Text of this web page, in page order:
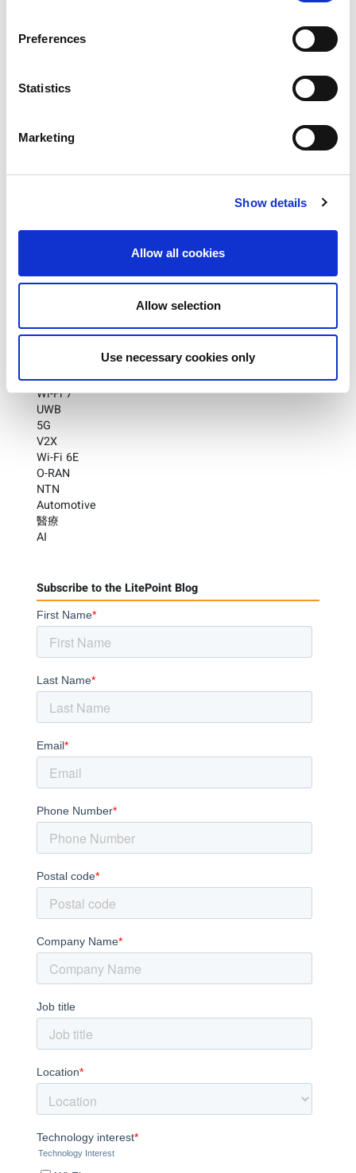
Preferences
Statistics
Marketing
Show details
Allow all cookies
Allow selection
Use necessary cookies only
測試才能確保最佳性能。 LitePoint 的無線測試產品群組擁
IQgig-UWB
一體化測試解決方
但支援所有必需的發射器和接收器測試，還具有特定的機
制來測試 UWB測距，並通過精確的觸發和響應機制來校準
旨在滿足 Wi-Fi 6/6E 最高達 7.3 GHz 的 Wi-
Fi 連接測試需求，並支援包括藍牙 LE 5.1 在內的藍牙設備
要收聽關於此主題的網路研討會的完整內容，請存取
LitePoint網路研討會頁面。
Categories
Wi-Fi
Wi-Fi 7
UWB
5G
V2X
Wi-Fi 6E
O-RAN
NTN
Automotive
醫療
AI
Subscribe to the LitePoint Blog